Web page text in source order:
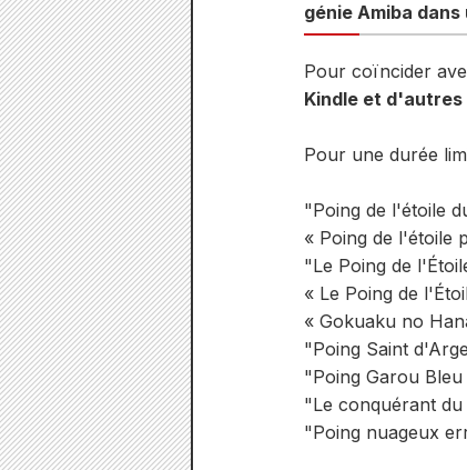
génie Amiba
Pour coïncider
Kindle et d'autres
Pour une durée
"Poing de l'étoile
« Poing de l'étoile
"Le Poing de
« Le Poing de
« Gokuaku no
"Poing Saint
"Poing Garou
"Le conquérant du
"Poing nuageux